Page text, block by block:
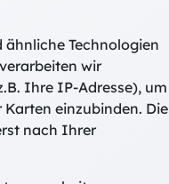
Technologien
wir
Ihre IP-Adresse), um
Karten einzubinden. Die
nach Ihrer